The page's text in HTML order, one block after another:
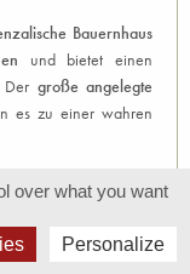
Bauernhaus
und bietet einen
Der große angelegte
es zu einer wahren
over what you want
Personalize